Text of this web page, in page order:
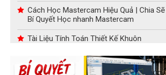
Cách Học Mastercam Hiệu Quả | Chia Sẽ
Bí Quyết Học nhanh Mastercam
Tài Liệu Tính Toán Thiết Kế Khuôn
Tự Học Solidworks Mới Nhất Và Miễn Phí
Hay